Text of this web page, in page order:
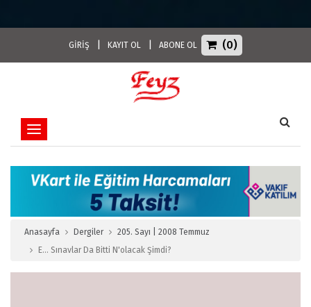
GİRİŞ KAYIT OL ABONE OL (0)
Toggle navigation
Anasayfa Dergiler
205. Sayı | 2008 Temmuz
E… Sınavlar Da Bitti N'olacak Şimdi?